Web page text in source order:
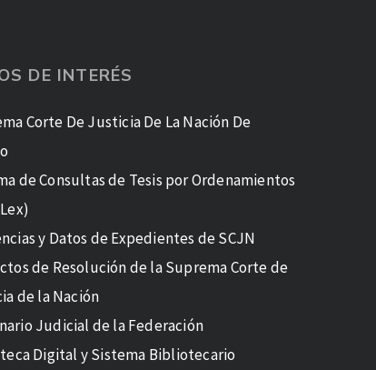
DE INTERÉS
Corte De Justicia De La Nación De
de Consultas de Tesis por Ordenamientos
y Datos de Expedientes de SCJN
de Resolución de la Suprema Corte de
de la Nación
Judicial de la Federación
Digital y Sistema Bibliotecario